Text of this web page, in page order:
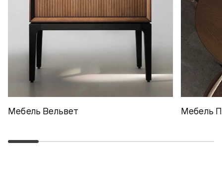
Мебель Вельвет Мебель